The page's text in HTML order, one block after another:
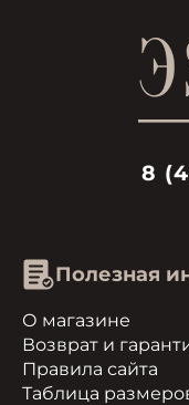
8
Полезная
О магазине
Возврат и
Правила сайта
Таблица